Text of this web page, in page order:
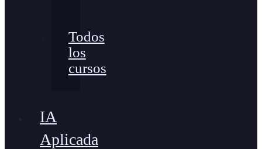
Todos
los
cursos
IA
Aplicada